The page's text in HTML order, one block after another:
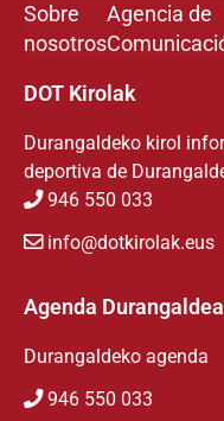
Sobre
nosotros
Agencia de
DOT Kirolak
Durangaldeko kirol
deportiva de
946 550 033
info@dotkirolak.eus
Agenda Durangaldea
Durangaldeko agenda
946 550 033